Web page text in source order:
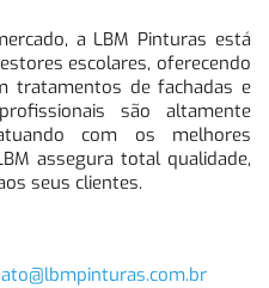
a LBM Pinturas está
escolares, oferecendo
tratamentos de fachadas e
são altamente
com os melhores
assegura total qualidade,
seus clientes.